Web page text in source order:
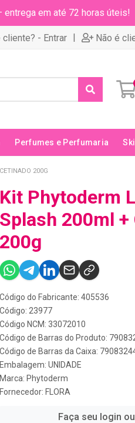
em até 72 horas úteis!
cliente? - Entrar | Não é
Perfumes e Perfumaria
200G
Kit Phytoderm
Splash 200ml
200g
Código do Fabricante: 405536
Código: 23977
Código NCM: 33072010
Código de Barras do Produto:
Código de Barras da Caixa:
Embalagem: UNIDADE
Marca: Phytoderm
Fornecedor: FLORA
Faça seu login ou